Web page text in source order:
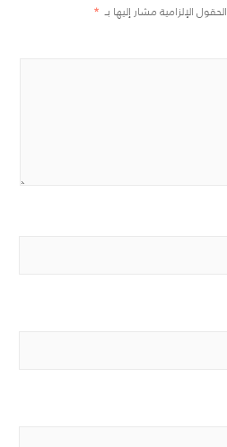
الحقول الإلزامية مشار إليها بـ *